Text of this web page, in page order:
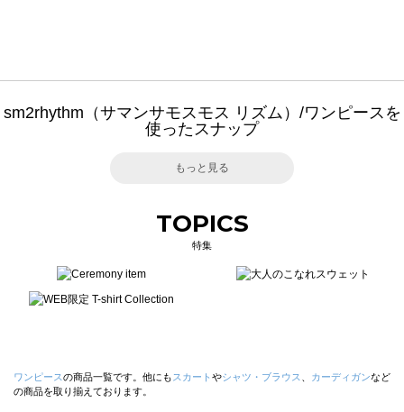
sm2rhythm（サマンサモスモス リズム）/ワンピースを
使ったスナップ
もっと見る
TOPICS
特集
ワンピースの商品一覧です。他にも スカート やシャツ・ブラウス カーディガンなど
の商品を取り揃えております。